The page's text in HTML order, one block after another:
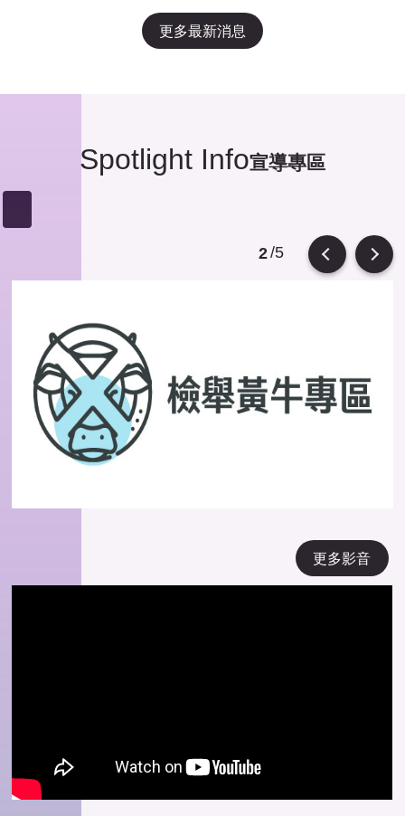
更多最新消息
Spotlight Info宣導專區
2/5
更多影音